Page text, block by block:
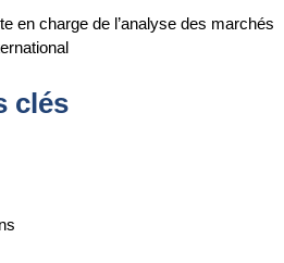
en charge de l’analyse des marchés
clés